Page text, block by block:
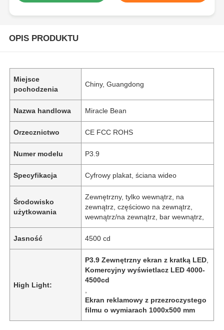
OPIS PRODUKTU
Miejsce
pochodzenia
Chiny, Guangdong
Nazwa handlowa Miracle Bean
Orzecznictwo CE FCC ROHS
Numer modelu P3.9
Specyfikacja Cyfrowy plakat, ściana wideo
Środowisko
użytkowania
Zewnętrzny, tylko wewnątrz, na
zewnątrz, częściowo na zewnątrz,
wewnątrz/na zewnątrz, bar wewnątrz,
Jasność 4500 cd
High Light:
P3.9 Zewnętrzny ekran z kratką LED
Komercyjny wyświetlacz LED 4000-
4500cd
Ekran reklamowy z przezroczystego
filmu o wymiarach 1000x500 mm